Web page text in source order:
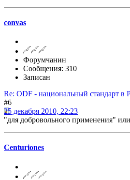
convas
Форумчанин
Сообщения: 310
Записан
Re: ODF - национальный стандарт в
#6
25 декабря 2010, 22:23
"для добровольного применения"
Centuriones